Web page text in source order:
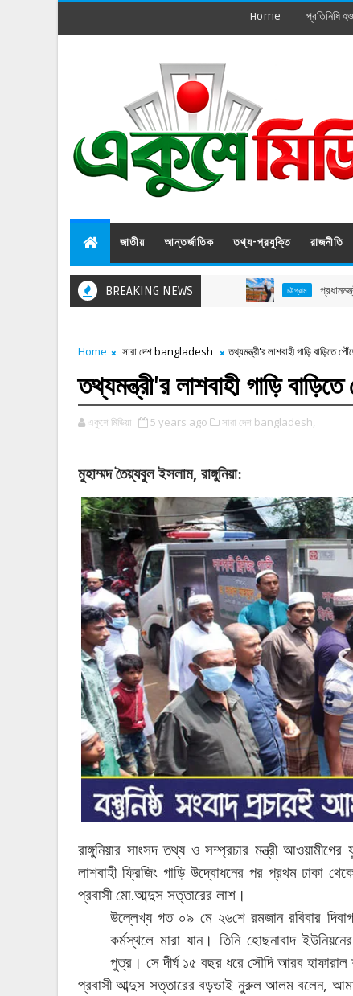
Home প্রতিনিধি
জাতীয় আন্তর্জাতিক তথ্য-প্রযুক্তি রাজনীতি
BREAKING NEWS চট্টগ্রাম প্রধানমন্ত্রীর আগমন
Home সারা দেশ bangladesh তথ্যমন্ত্রী'র লাশবাহী গাড়ি বাড়িতে
তথ্যমন্ত্রী'র লাশবাহী গাড়ি
একুশে মিডিয়া 5 years ago সারা দেশ bangladesh,
মুহাম্মদ তৈয়্যবুল ইসলাম, রাঙ্গুনিয়া:
রাঙ্গুনিয়ার সাংসদ তথ্য ও সম্প্রচার মন্ত্রী আওয়ামীগের
লাশবাহী ফ্রিজিং গাড়ি উদ্বোধনের পর প্রথম ঢাকা
প্রবাসী মো.আব্দুস সত্তারের লাশ ।
উল্লেখ্য গত ০৯ মে ২৬শে রমজান রবিবার
কর্মস্থলে মারা যান। তিনি হোছনাবাদ ইউনিয়নের
পুত্র । সে দীর্ঘ ১৫ বছর ধরে সৌদি আরব হাফারাল
প্রবাসী আব্দুস সত্তারের বড়ভাই নুরুল আলম বলেন,